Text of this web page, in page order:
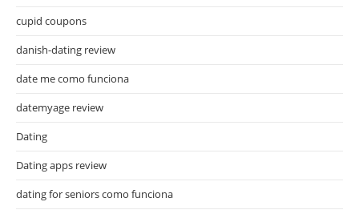
cupid coupons
danish-dating review
date me como funciona
datemyage review
Dating
Dating apps review
dating for seniors como funciona